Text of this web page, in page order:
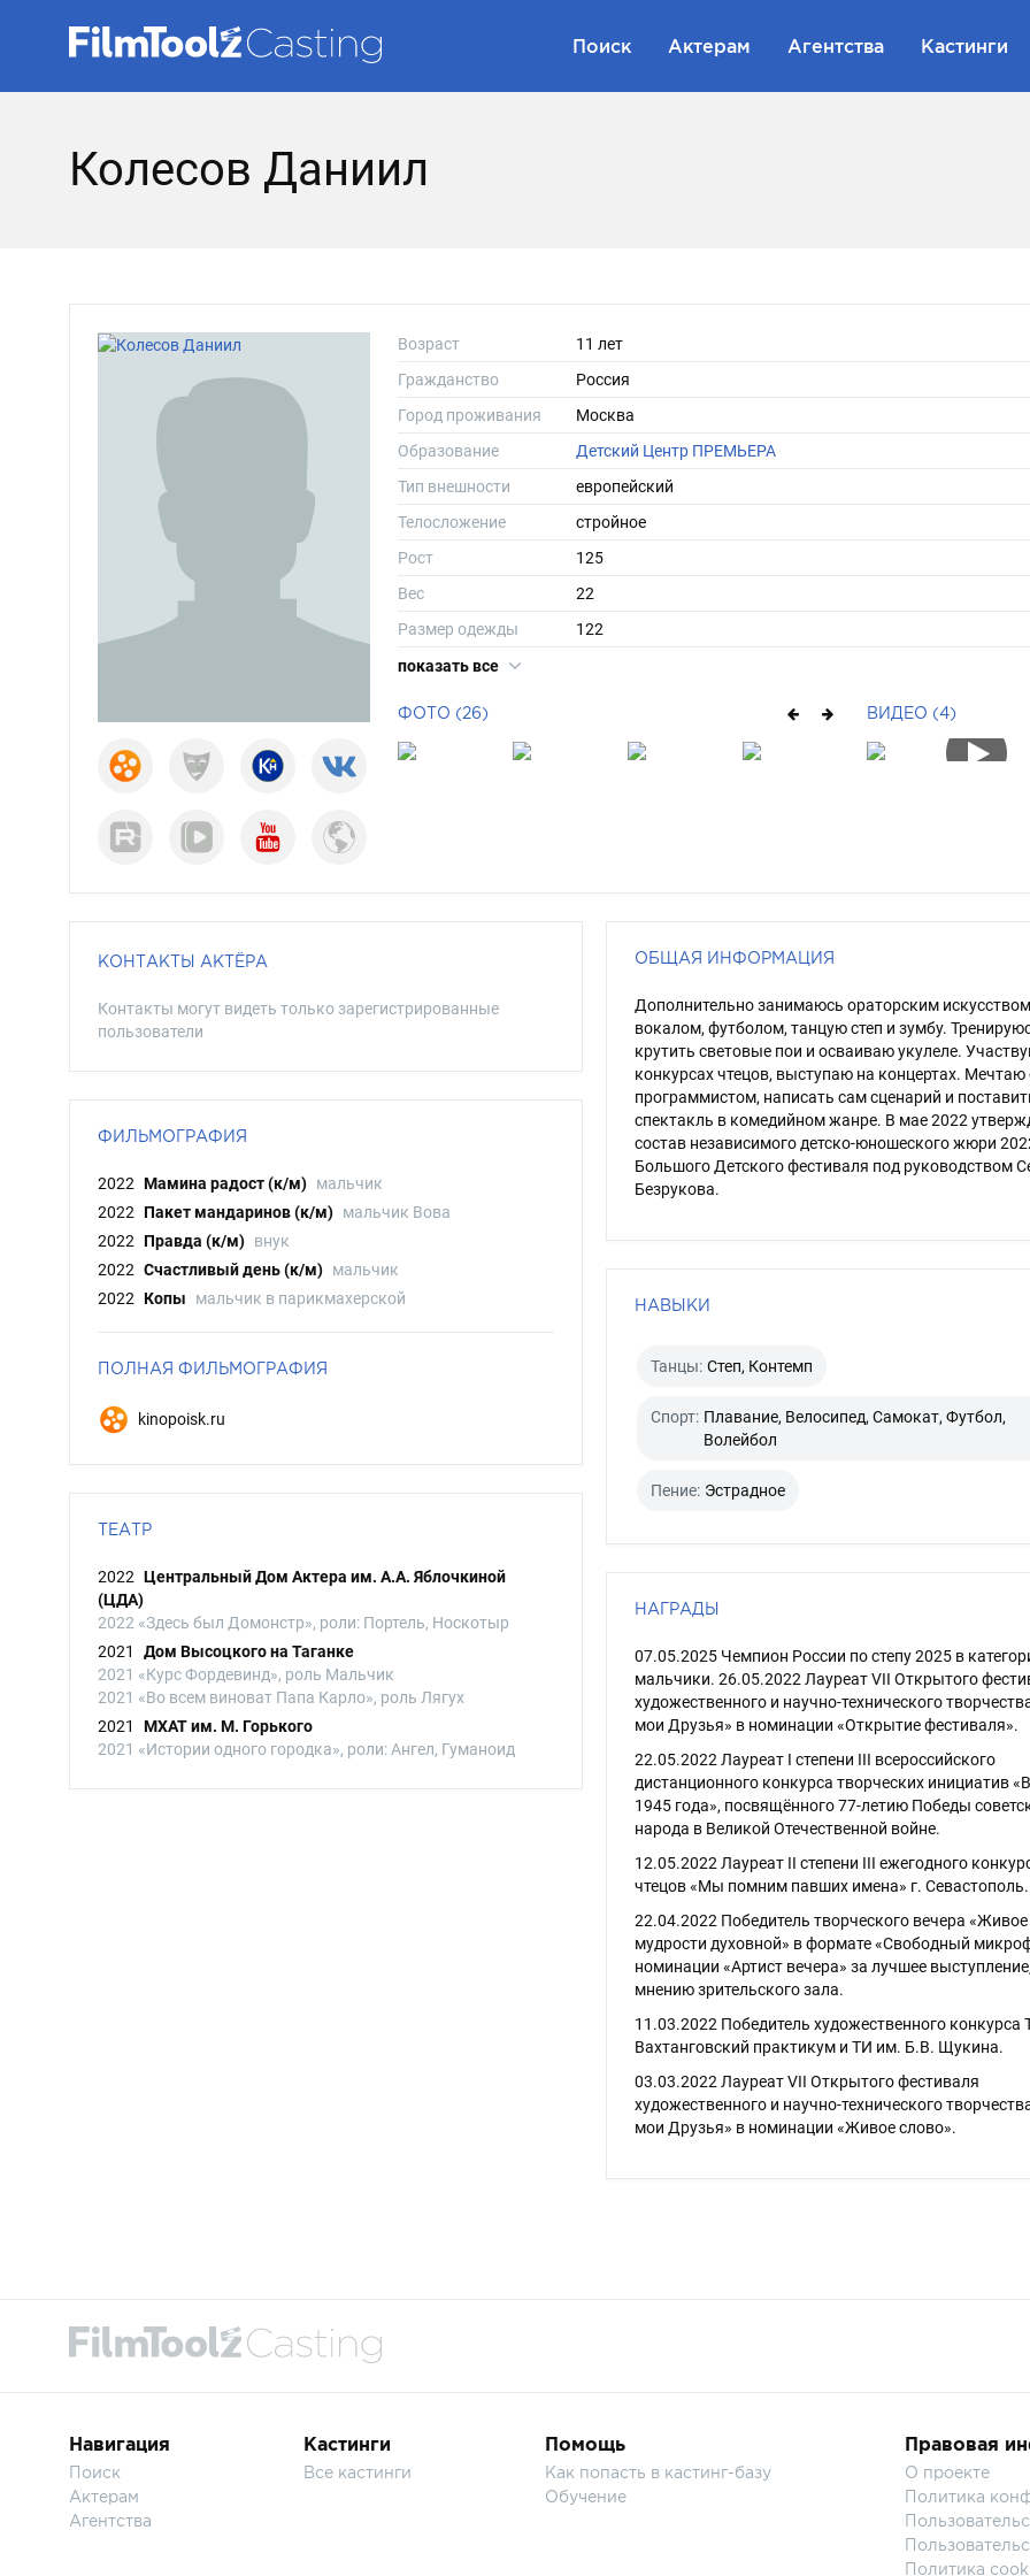
Поиск Актерам Агентства Кастинги
Колесов Даниил
Возраст
11 лет
Гражданство
Россия
Город проживания
Москва
Образование
Детский Центр ПРЕМЬЕРА
Тип внешности
европейский
Телосложение
стройное
Рост
125
Вес
22
Размер одежды
122
Размер обуви
показать все
ФОТО (26) ВИДЕО (4)
КОНТАКТЫ АКТЁРА
Контакты могут видеть только зарегистрированные
пользователи
ФИЛЬМОГРАФИЯ
2022 Мамина радост (к/м) мальчик
2022
Пакет мандаринов (к/м) мальчик Вова
2022
Правда (к/м) внук
2022 Счастливый день (к/м) мальчик
2022
Копы мальчик в парикмахерской
ПОЛНАЯ ФИЛЬМОГРАФИЯ
kinopoisk.ru
ТЕАТР
2022 Центральный Дом Актера им. А.А. Яблочкиной
(ЦДА)
2022 «Здесь был Домонстр», роли: Портель, Носкотыр
2021
Дом Высоцкого на Таганке
2021 «Курс Фордевинд», роль Мальчик
2021 «Во всем виноват Папа Карло», роль Лягух
2021
МХАТ им. М. Горького
2021 «Истории одного городка», роли: Ангел, Гуманоид
ОБЩАЯ ИНФОРМАЦИЯ
Дополнительно занимаюсь ораторским
вокалом, футболом, танцую степ и зумбу.
крутить световые пои и осваиваю укулеле.
конкурсах чтецов, выступаю на концертах. Мечтаю
программистом, написать сам сценарий и
спектакль в комедийном жанре. В мае 2022
состав независимого детско-юношеского жюри
Большого Детского фестиваля под руководством
Безрукова.
НАВЫКИ
Танцы: Степ, Контемп
Спорт: Плавание, Велосипед, Самокат, Футбол,
Волейбол
Пение: Эстрадное
НАГРАДЫ
07.05.2025 Чемпион России по степу 2025 в
мальчики. 26.05.2022 Лауреат VII Открытого
художественного и научно-технического
мои Друзья» в номинации «Открытие фестиваля».
22.05.2022 Лауреат I степени III всероссийского
дистанционного конкурса творческих инициатив
1945 года», посвящённого 77-летию Победы
народа в Великой Отечественной войне.
12.05.2022 Лауреат II степени III ежегодного
чтецов «Мы помним павших имена» г. Севастополь.
22.04.2022 Победитель творческого вечера
мудрости духовной» в формате «Свободный
номинации «Артист вечера» за лучшее
мнению зрительского зала.
11.03.2022 Победитель художественного конкурса
Вахтанговский практикум и ТИ им. Б.В. Щукина.
03.03.2022 Лауреат VII Открытого фестиваля
художественного и научно-технического
мои Друзья» в номинации «Живое слово».
Навигация
Поиск
Актерам
Агентства
Кастинги
Все кастинги
Помощь
Как попасть в кастинг-базу
Обучение
Правовая
О проекте
Политика
Политика